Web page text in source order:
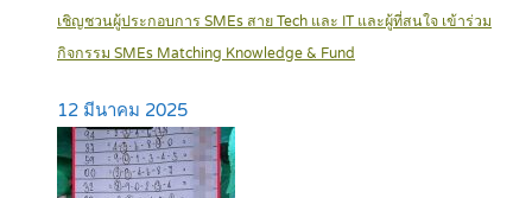
เชิญชวนผู้ประกอบการ SMEs สาย Tech และ IT และผู้ที่สนใจ เข้าร่วม
กิจกรรม SMEs Matching Knowledge & Fund
12 มีนาคม 2025